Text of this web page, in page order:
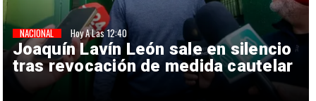
Joaquín Lavín León sale en silencio
tras revocación de medida cautelar
NACIONAL Hoy A Las 12:40